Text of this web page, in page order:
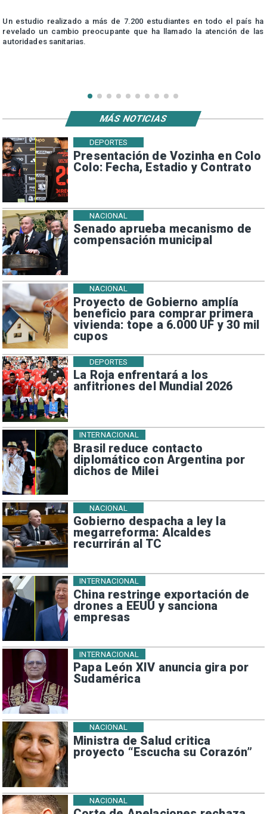
Un estudio realizado a más de 7.200 estudiantes en todo el país ha
revelado un cambio preocupante que ha llamado la atención de las
autoridades sanitarias.
Presentación de Vozinha en Colo
Colo: Fecha, Estadio y Contrato
DEPORTES
Senado aprueba mecanismo de
compensación municipal
NACIONAL
Proyecto de Gobierno amplía
beneficio para comprar primera
vivienda: tope a 6.000 UF y 30 mil
cupos
NACIONAL
La Roja enfrentará a los
anfitriones del Mundial 2026
DEPORTES
Brasil reduce contacto
diplomático con Argentina por
dichos de Milei
INTERNACIONAL
Gobierno despacha a ley la
megarreforma: Alcaldes
recurrirán al TC
NACIONAL
China restringe exportación de
drones a EEUU y sanciona
empresas
INTERNACIONAL
Papa León XIV anuncia gira por
Sudamérica
INTERNACIONAL
Ministra de Salud critica
proyecto “Escucha su Corazón”
NACIONAL
NACIONAL
MÁS NOTICIAS